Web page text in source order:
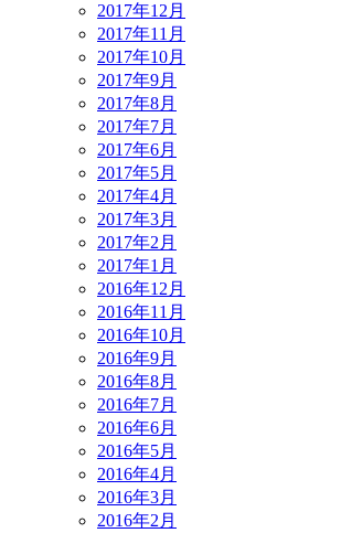
2017年12月
2017年11月
2017年10月
2017年9月
2017年8月
2017年7月
2017年6月
2017年5月
2017年4月
2017年3月
2017年2月
2017年1月
2016年12月
2016年11月
2016年10月
2016年9月
2016年8月
2016年7月
2016年6月
2016年5月
2016年4月
2016年3月
2016年2月